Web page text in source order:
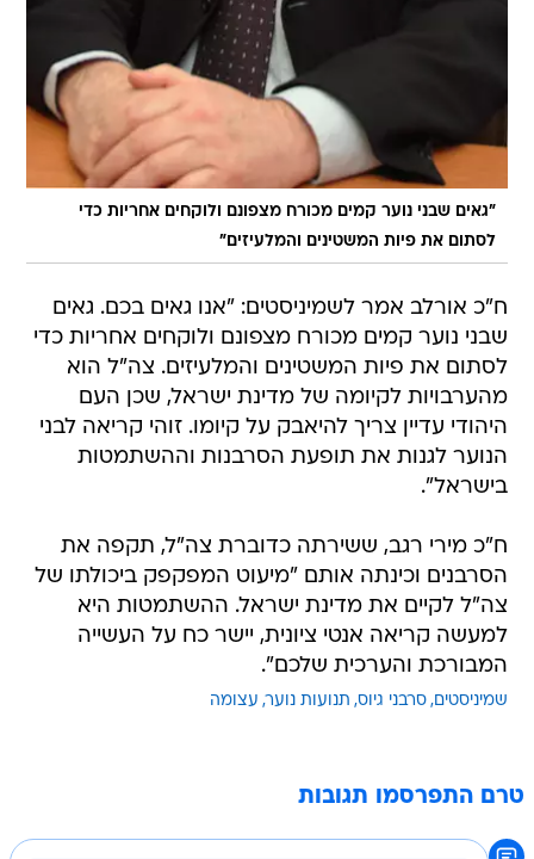
"גאים שבני נוער קמים מכורח מצפונם ולוקחים אחריות כדי
לסתום את פיות המשטינים והמלעיזים"
ח"כ אורלב אמר לשמיניסטים: "אנו גאים בכם. גאים
שבני נוער קמים מכורח מצפונם ולוקחים אחריות כדי
לסתום את פיות המשטינים והמלעיזים. צה"ל הוא
מהערבויות לקיומה של מדינת ישראל, שכן העם
היהודי עדיין צריך להיאבק על קיומו. זוהי קריאה לבני
הנוער לגנות את תופעת הסרבנות וההשתמטות
בישראל".
ח"כ מירי רגב, ששירתה כדוברת צה"ל, תקפה את
הסרבנים וכינתה אותם "מיעוט המפקפק ביכולתו של
צה"ל לקיים את מדינת ישראל. ההשתמטות היא
למעשה קריאה אנטי ציונית, יישר כח על העשייה
המבורכת והערכית שלכם".
שמיניסטים סרבני גיוס תנועות נוער עצומה
טרם התפרסמו תגובות